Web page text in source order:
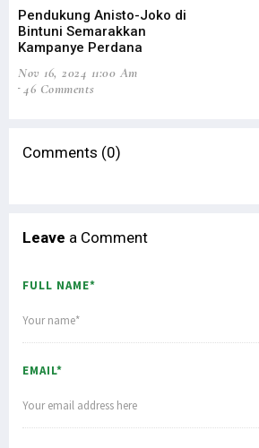
Pendukung Anisto-Joko di
Bintuni Semarakkan
Kampanye Perdana
Nov 16, 2024 11:00 Am
46 Comments
Comments (0)
Leave a Comment
FULL NAME*
EMAIL*